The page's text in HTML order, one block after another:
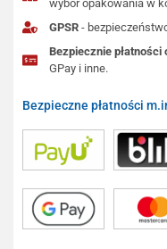
wybór opakowania w
GPSR -
Bezpiecznie płatności
GPay i inne.
Bezpieczne płatności